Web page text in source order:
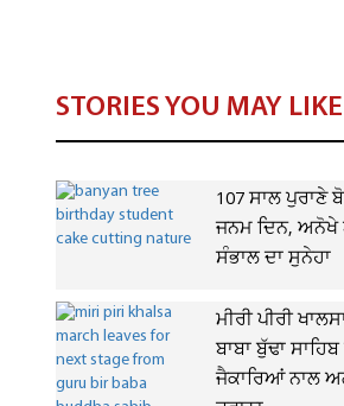
STORIES YOU MAY LIKE
107 ਸਾਲ ਪੁਰਾਣੇ
ਜਨਮ ਦਿਨ, ਅਨੋਖੇ
ਸੰਭਾਲ ਦਾ ਸੁਨੇਹਾ
ਮੀਰੀ ਪੀਰੀ
ਬਾਬਾ ਬੁੱਢਾ
ਜੈਕਾਰਿਆਂ ਨਾਲ